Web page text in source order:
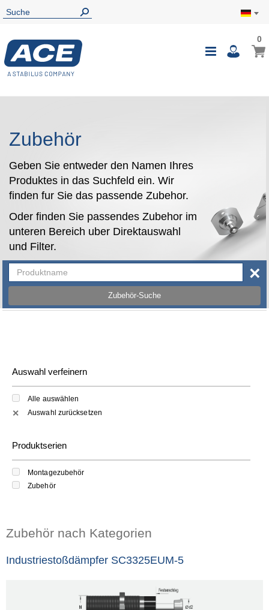
00
Zubehör
Geben Sie entweder den Namen Ihres
Produktes in das Suchfeld ein. Wir
finden fur Sie das passende Zubehor.
Oder finden Sie passendes Zubehor im
unteren Bereich uber Direktauswahl
und Filter.
Zubehör-Suche
×
Auswahl verfeinern
Alle auswählen
✕ Auswahl zurücksetzen
Produktserien
Montagezubehör
Zubehör
Zubehör nach Kategorien
Industriestoßdämpfer SC3325EUM-5